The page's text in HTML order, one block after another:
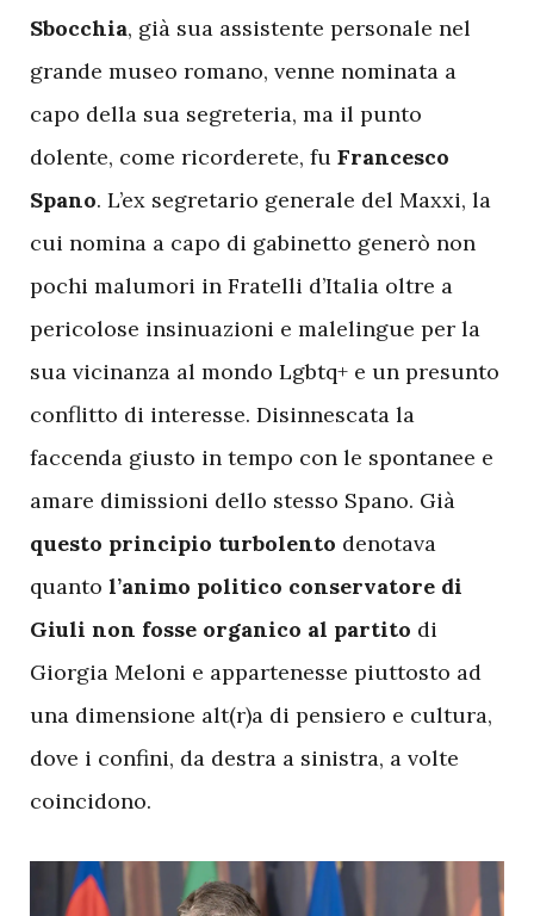
Sbocchia, già sua assistente personale nel
grande museo romano, venne nominata a
capo della sua segreteria, ma il punto
dolente, come ricorderete, fu Francesco
Spano. L’ex segretario generale del Maxxi, la
cui nomina a capo di gabinetto generò non
pochi malumori in Fratelli d’Italia oltre a
pericolose insinuazioni e malelingue per la
sua vicinanza al mondo Lgbtq+ e un presunto
conflitto di interesse. Disinnescata la
faccenda giusto in tempo con le spontanee e
amare dimissioni dello stesso Spano. Già
questo principio turbolento denotava
quanto l’animo politico conservatore di
Giuli non fosse organico al partito di
Giorgia Meloni e appartenesse piuttosto ad
una dimensione alt(r)a di pensiero e cultura,
dove i confini, da destra a sinistra, a volte
coincidono.